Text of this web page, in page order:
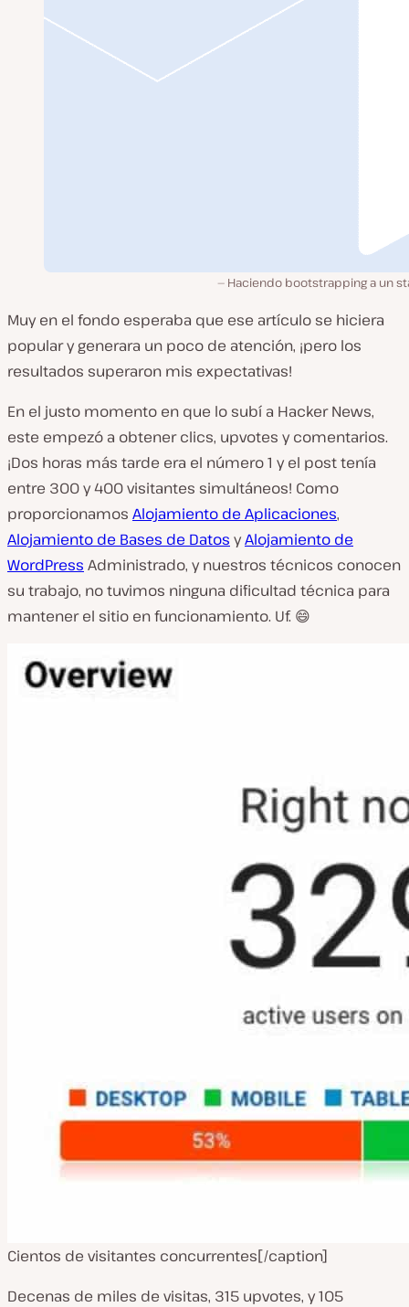
Haciendo bootstrapping a un
Muy en el fondo esperaba que ese artículo se hiciera
popular y generara un poco de atención, ¡pero los
resultados superaron mis expectativas!
En el justo momento en que lo subí a Hacker News,
este empezó a obtener clics, upvotes y comentarios.
¡Dos horas más tarde era el número 1 y el post tenía
entre 300 y 400 visitantes simultáneos! Como
proporcionamos Alojamiento de Aplicaciones,
Alojamiento de Bases de Datos yAlojamiento de
WordPress Administrado, y nuestros técnicos conocen
su trabajo, no tuvimos ninguna dificultad técnica para
mantener el sitio en funcionamiento. Uf. 😄
Cientos de visitantes concurrentes[/caption]
Decenas de miles de visitas, 315 upvotes, y 105